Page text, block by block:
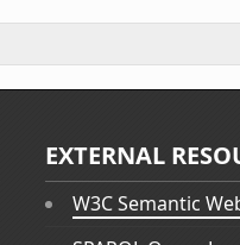
EXTERNAL
W3C Semantic